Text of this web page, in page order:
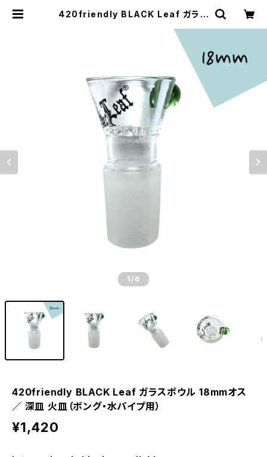
420friendly BLACK Leaf ガラス
ング・水パイプ用） | 420shibuya o
1 /6
420friendly BLACK Leaf ガラスボウル 18mmオス
／ 深皿 火皿（ボング・水パイプ用）
¥1,420